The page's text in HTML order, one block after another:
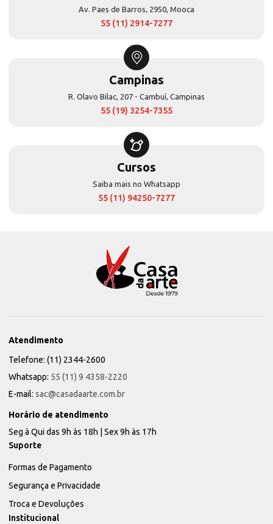
Av. Paes de Barros, 2950, Mooca
55 (11) 2914-7277
Campinas
R. Olavo Bilac, 207 - Cambuí, Campinas
55 (19) 3254-7355
Cursos
Saiba mais no Whatsapp
55 (11) 94250-7277
Atendimento
Telefone: (11) 2344-2600
Whatsapp: 55 (11) 9 4358-2220
E-mail: sac@casadaarte.com.br
Horário de atendimento
Seg à Qui das 9h às 18h | Sex 9h às 17h
Suporte
Formas de Pagamento
Segurança e Privacidade
Troca e Devoluções
Institucional